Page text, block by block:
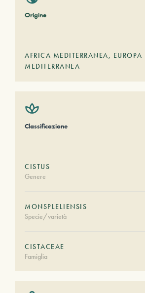
Origine
AFRICA MEDITERRANEA, EUROPA
MEDITERRANEA
Classificazione
CISTUS
Genere
MONSPLELIENSIS
Specie/varietà
CISTACEAE
Famiglia